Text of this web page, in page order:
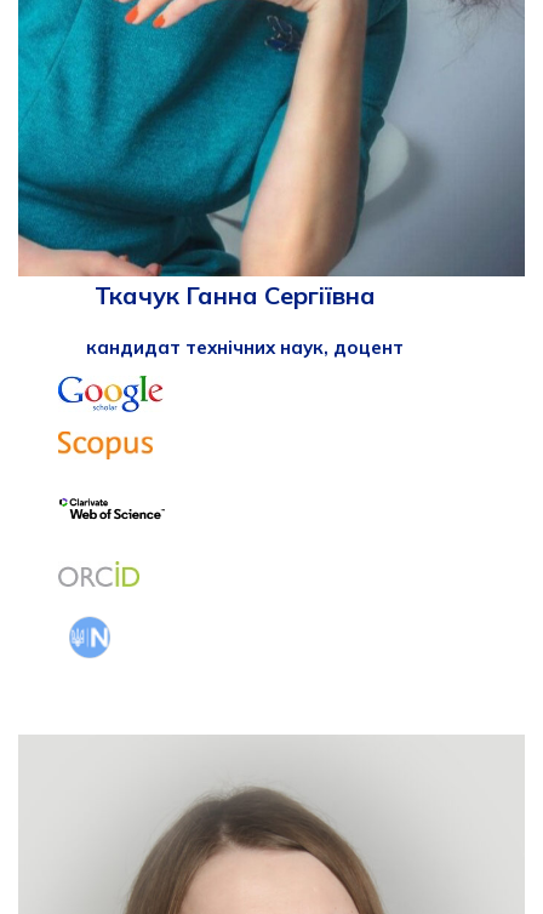
Ткачук Ганна Сергіївна
кандидат технічних наук, доцент